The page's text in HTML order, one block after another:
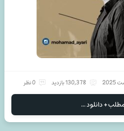
130,378 بازدید 0 نظر
+ دانلود ...